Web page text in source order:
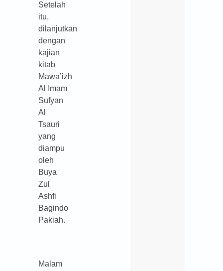
Setelah
itu,
dilanjutkan
dengan
kajian
kitab
Mawa’izh
Al Imam
Sufyan
Al
Tsauri
yang
diampu
oleh
Buya
Zul
Ashfi
Bagindo
Pakiah.
Malam